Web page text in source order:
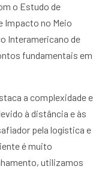
o Estudo de
Impacto no Meio
Interamericano de
fundamentais em
a complexidade e
à distância e às
pela logística e
é muito
utilizamos